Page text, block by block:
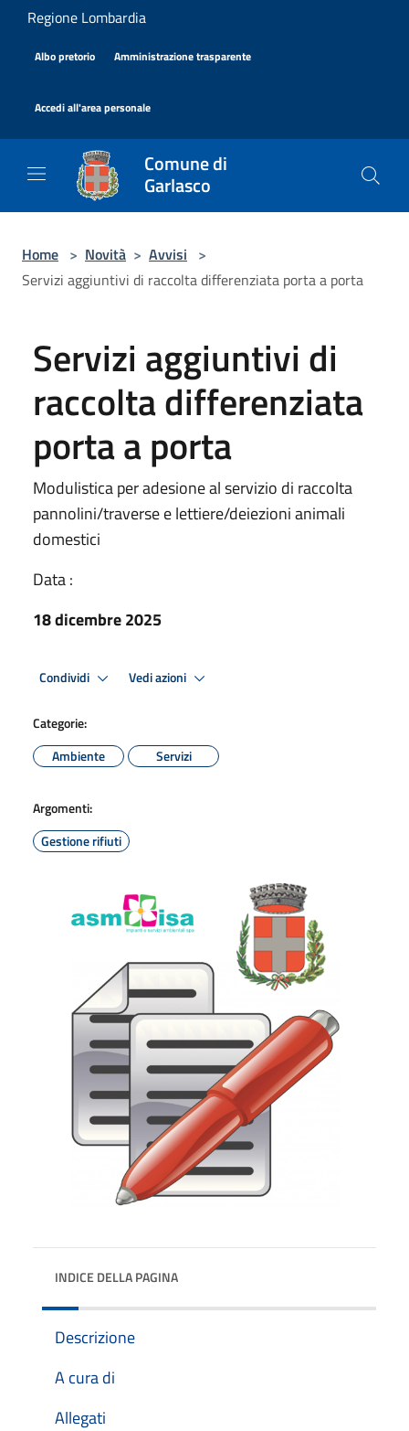
Salta al contenuto principale
Regione Lombardia
Albo pretorio Amministrazione trasparente
Accedi all'area personale
Comune di
Garlasco
Home > Novità > Avvisi >
Servizi aggiuntivi di raccolta differenziata porta a porta
Servizi aggiuntivi di
raccolta differenziata
porta a porta
Modulistica per adesione al servizio di raccolta
pannolini/traverse e lettiere/deiezioni animali
domestici
Data :
18 dicembre 2025
Condividi Vedi azioni
Categorie:
Ambiente
Servizi
Argomenti:
Gestione rifiuti
INDICE DELLA PAGINA
Descrizione
A cura di
Allegati